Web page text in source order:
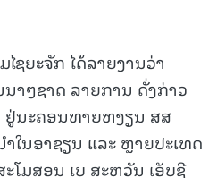
ຊຍະຈັກ ໄດ້ລາຍງານວ່າ
ນາໆຊາດ ລາຍການ ດັ່ງກ່າວ
ຢູ່ນະຄອນທາຍຫງຽນ ສສ
ໃນອາຊຽນ ແລະ ຫຼາຍປະເທດ
ະໂມສອນ ເບ ສະຫວັນ ເອັບຊີ